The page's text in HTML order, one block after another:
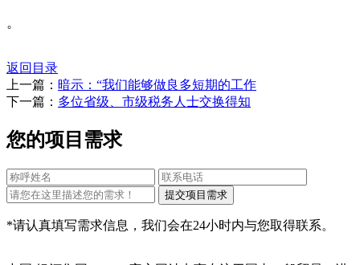
。
返回目录
上一篇： 暗示：“我们能够做良多短期的工作
下一篇： 多位省级、市级税务人士交换得知
您的项目需求
*请认真填写需求信息，我们会在24小时内与您取得联系。